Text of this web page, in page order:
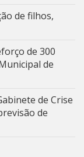
de filhos,
de 300
de
de Crise
de